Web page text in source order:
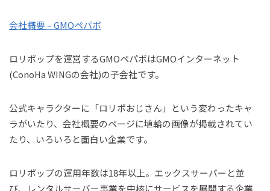
会社概要 – GMOペパボ
ロリポップを運営するGMOペパボはGMOインターネット
(ConoHa WINGの会社)の子会社です。
公式キャラクターに「ロリポおじさん」という変わったキャ
ラがいたり、会社概要のページに埴輪の画像が掲載されてい
たり、いろいろと面白い企業です。
ロリポップの運用年数は18年以上。エックスサーバーと並
び、レンタルサーバー事業を中核にサービスを展開する企業